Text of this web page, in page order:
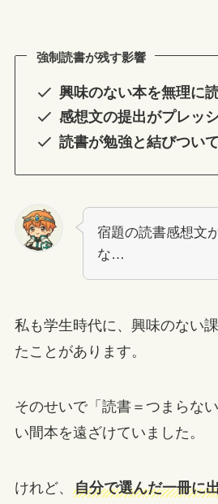
強制読書が残す影響
興味のない本を無理に
感想文の提出がプレッ
読書が勉強と結びつい
宿題の読書感想文
な…
私も学生時代に、興味のない
たことがあります。
そのせいで「読書＝つまらな
い間本を遠ざけていました。
けれど、 自分で選んだ一冊に